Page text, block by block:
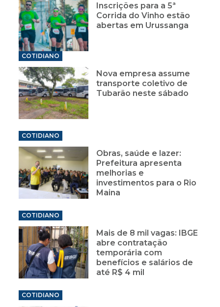
Inscrições para a 5ª
Corrida do Vinho estão
abertas em Urussanga
COTIDIANO
Nova empresa assume
transporte coletivo de
Tubarão neste sábado
COTIDIANO
Obras, saúde e lazer:
Prefeitura apresenta
melhorias e
investimentos para o Rio
Maina
COTIDIANO
Mais de 8 mil vagas: IBGE
abre contratação
temporária com
benefícios e salários de
até R$ 4 mil
COTIDIANO